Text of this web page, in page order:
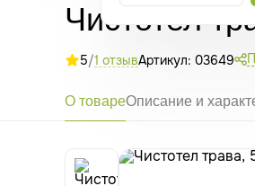
Чистотел
5/1 отзывАртикул: 03649
О товареОписание и